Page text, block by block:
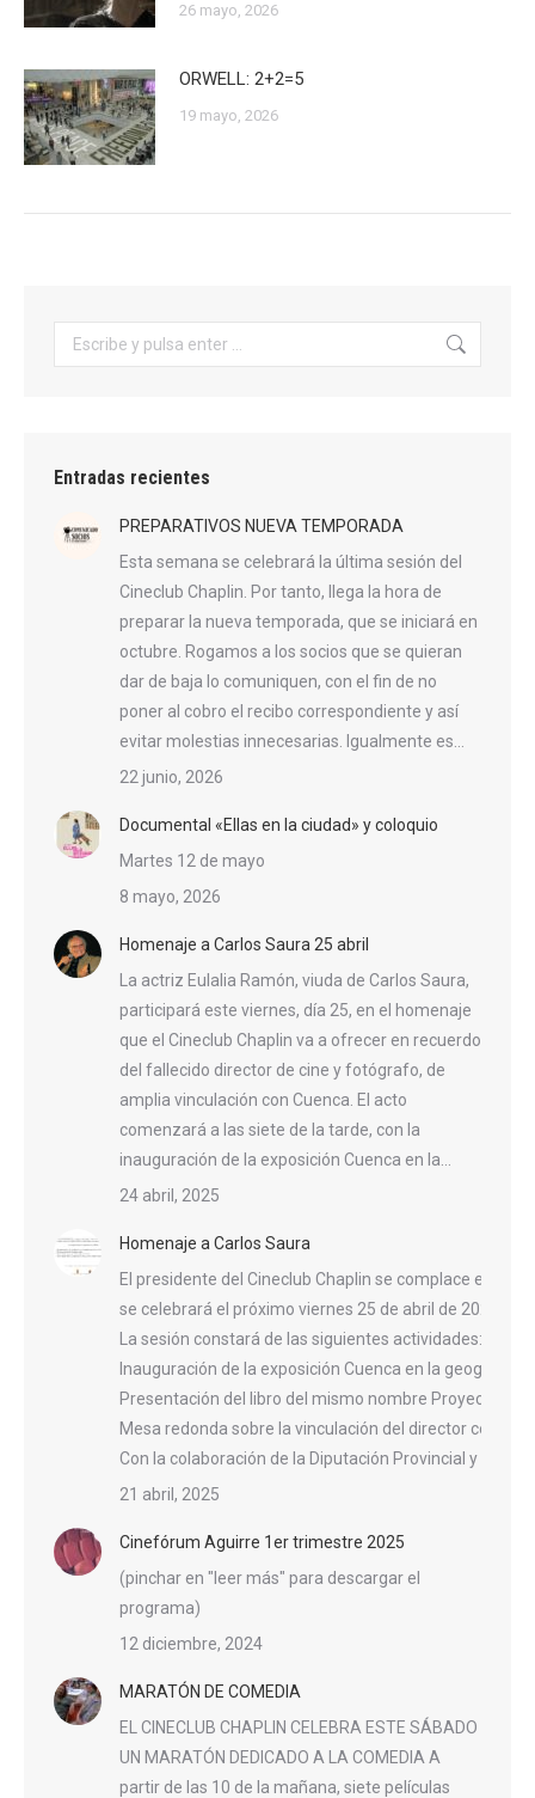
26 mayo, 2026
ORWELL: 2+2=5
19 mayo, 2026
Buscar:
Entradas recientes
PREPARATIVOS NUEVA TEMPORADA
Esta semana se celebrará la última sesión del
Cineclub Chaplin. Por tanto, llega la hora de
preparar la nueva temporada, que se iniciará en
octubre. Rogamos a los socios que se quieran
dar de baja lo comuniquen, con el fin de no
poner al cobro el recibo correspondiente y así
evitar molestias innecesarias. Igualmente es…
22 junio, 2026
Documental «Ellas en la ciudad» y coloquio
Martes 12 de mayo
8 mayo, 2026
Homenaje a Carlos Saura 25 abril
La actriz Eulalia Ramón, viuda de Carlos Saura,
participará este viernes, día 25, en el homenaje
que el Cineclub Chaplin va a ofrecer en recuerdo
del fallecido director de cine y fotógrafo, de
amplia vinculación con Cuenca. El acto
comenzará a las siete de la tarde, con la
inauguración de la exposición Cuenca en la…
24 abril, 2025
Homenaje a Carlos Saura
El presidente del Cineclub Chaplin se complace en
se celebrará el próximo viernes 25 de abril de 2025, a
La sesión constará de las siguientes actividades:
Inauguración de la exposición Cuenca en la geografía
Presentación del libro del mismo nombre Proyección
Mesa redonda sobre la vinculación del director con la
Con la colaboración de la Diputación Provincial y el
21 abril, 2025
Cinefórum Aguirre 1er trimestre 2025
(pinchar en "leer más" para descargar el
programa)
12 diciembre, 2024
MARATÓN DE COMEDIA
EL CINECLUB CHAPLIN CELEBRA ESTE SÁBADO
UN MARATÓN DEDICADO A LA COMEDIA A
partir de las 10 de la mañana, siete películas